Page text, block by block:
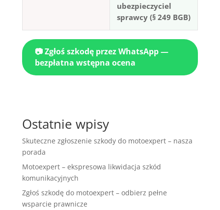
ubezpieczyciel
sprawcy (§ 249 BGB)
📷 Zgłoś szkodę przez WhatsApp —
bezpłatna wstępna ocena
Ostatnie wpisy
Skuteczne zgłoszenie szkody do motoexpert – nasza
porada
Motoexpert – ekspresowa likwidacja szkód
komunikacyjnych
Zgłoś szkodę do motoexpert – odbierz pełne
wsparcie prawnicze